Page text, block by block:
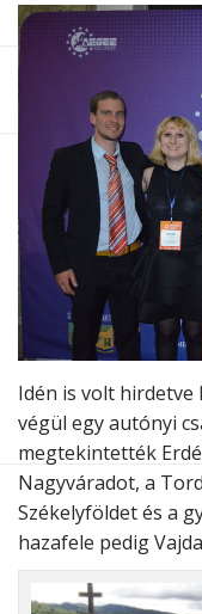
Idén is volt hirdetve
végül egy autónyi
megtekintették
Nagyváradot, a
Székelyföldet és a
hazafele pedig